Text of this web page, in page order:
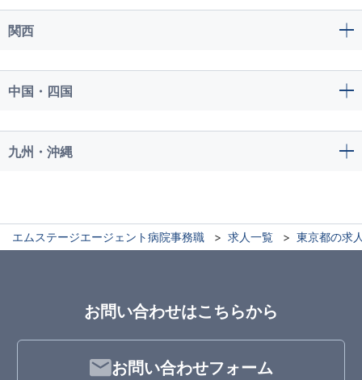
関西
中国・四国
九州・沖縄
エムステージエージェント病院事務職 求人一覧 東京都の求
お問い合わせはこちらから
お問い合わせフォーム